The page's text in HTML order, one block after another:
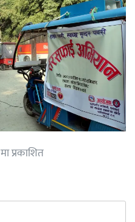
मा प्रकाशित